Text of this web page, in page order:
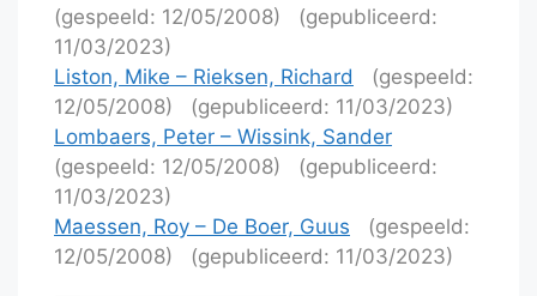
(gespeeld: 12/05/2008)
(gepubliceerd:
11/03/2023)
Liston, Mike – Rieksen, Richard
(gespeeld:
12/05/2008)
(gepubliceerd: 11/03/2023)
Lombaers, Peter – Wissink, Sander
(gespeeld: 12/05/2008)
(gepubliceerd:
11/03/2023)
Maessen, Roy – De Boer, Guus
(gespeeld:
12/05/2008)
(gepubliceerd: 11/03/2023)